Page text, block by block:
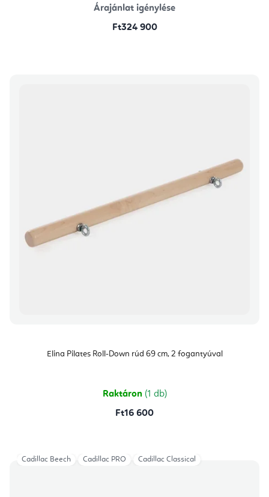
Árajánlat igénylése
Ft324 900
Elina Pilates Roll-Down rúd 69 cm, 2 fogantyúval
Raktáron (1 db)
Ft16 600
Cadillac Beech Cadillac PRO Cadillac Classical